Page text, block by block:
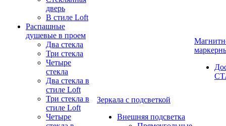
дверь
В стиле Loft
Распашные
душевые в проем
Два стекла
Три стекла
Четыре
стекла
Два стекла в
стиле Loft
Три стекла в
стиле Loft
Четыре
Зеркала с подсветкой
Внешняя подсветка